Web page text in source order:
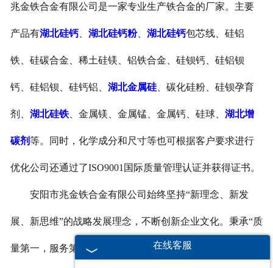
兆金铁合金有限公司是一家专业生产铁合金的厂家。主要
产品有湖北硅钙、 湖北硅钙粉、 湖北硅钙包芯线、硅铝
铁、硅碳合金、稀土硅镁、铝铁合金、硅钡钙、硅铝钡
钙、硅铝钡、硅钙铝、 湖北金属硅、碳化硅粉、硅钡孕育
剂、 湖北硅铁、金属镁、金属锰、金属钙、硅球、 湖北增
碳剂等。同时，化学成分和尺寸等也可根据客户要求进行
优化公司还通过了ISO9001国际质量管理认证并获得证书。
安阳市兆金铁合金有限公司始终坚持“新理念、新发
展、新思维”的战略发展理念，不断创新企业文化。秉承“质
量第一，服务第一”的经营模式,我们将与各界朋友、新老客
在线客服